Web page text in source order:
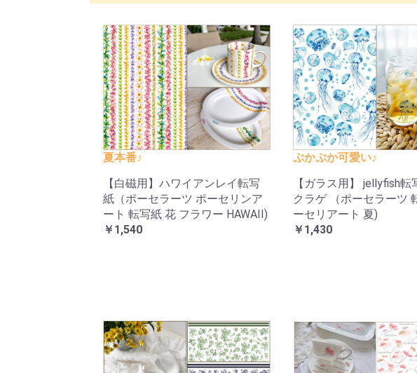
夏本番♪
【白磁用】ハワイアンレイ転写
紙（ポーセラーツ ポーセリンア
ート 転写紙 花 フラワー HAWAII)
￥1,540
ぷかぷか可愛い♪
【ガラス用】 jellyfish転
クラゲ （ポーセラーツ
ーセリアート 夏)
￥1,430